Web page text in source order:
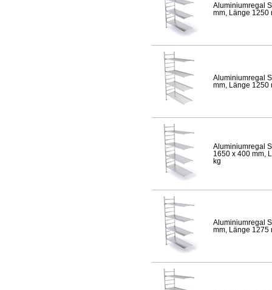
Aluminiumregal
mm, Länge 1250
Aluminiumregal
mm, Länge 1250
Aluminiumregal
1650 x 400 mm,
kg
Aluminiumregal
mm, Länge 1275